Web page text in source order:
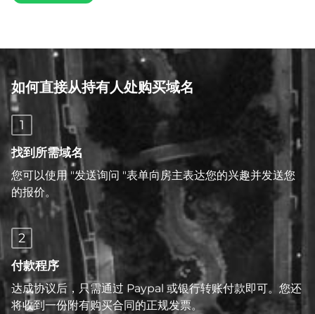
如何直接从持有人处购买域名
1
找到所需域名
您可以使用 "发送询问 "表单向房主表达您的兴趣并发送您
的报价。
2
付款程序
达成协议后，只需通过 Paypal 或银行转账付款即可。您还
将收到一份附有购买合同的正规发票。